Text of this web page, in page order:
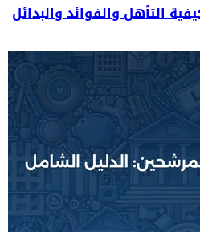
التأهل والفوائد والبدائل